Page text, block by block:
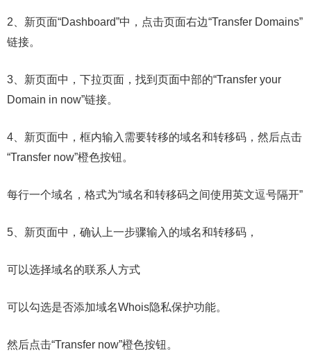
2、新页面“Dashboard”中，点击页面右边“Transfer Domains”
链接。
3、新页面中，下拉页面，找到页面中部的“Transfer your
Domain in now”链接。
4、新页面中，框内输入需要转移的域名和转移码，然后点击
“Transfer now”橙色按钮。
每行一个域名，格式为“域名和转移码之间使用英文逗号隔开”
5、新页面中，确认上一步骤输入的域名和转移码，
可以选择域名的联系人方式
可以勾选是否添加域名Whois隐私保护功能。
然后点击“Transfer now”橙色按钮。